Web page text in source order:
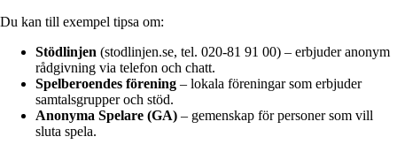
Du kan till exempel tipsa om:
Stödlinjen (stodlinjen.se, tel. 020-81 91 00) – erbjuder anonym
rådgivning via telefon och chatt.
Spelberoendes förening – lokala föreningar som erbjuder
samtalsgrupper och stöd.
Anonyma Spelare (GA) – gemenskap för personer som vill
sluta spela.